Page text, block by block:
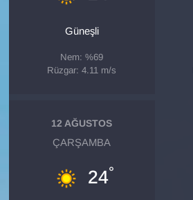
Güneşli
Nem: %69
Rüzgar: 4.11 m/s
12 AĞUSTOS
ÇARŞAMBA
24°
Resmi İlanlar
SAĞLIK